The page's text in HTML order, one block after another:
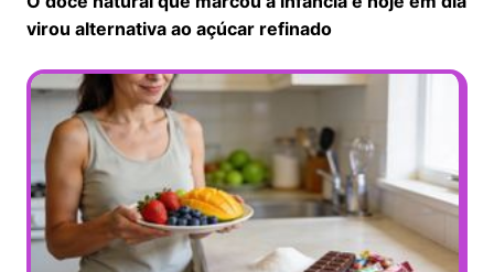
virou alternativa ao açúcar refinado